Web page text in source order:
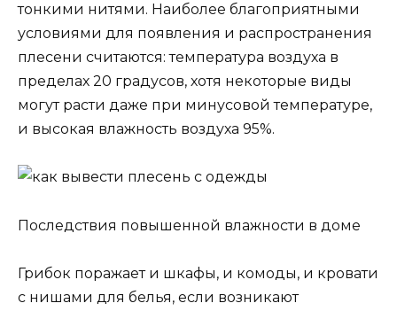
тонкими нитями. Наиболее благоприятными
условиями для появления и распространения
плесени считаются: температура воздуха в
пределах 20 градусов, хотя некоторые виды
могут расти даже при минусовой температуре,
и высокая влажность воздуха 95%.
Последствия повышенной влажности в доме
Грибок поражает и шкафы, и комоды, и кровати
с нишами для белья, если возникают